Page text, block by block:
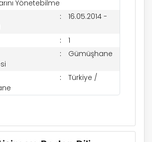
Yönetebilme
16.05.2014 -
1
Gümüşhane
Türkiye /